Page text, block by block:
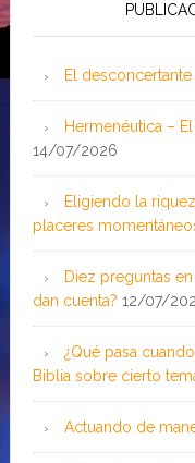
El
Hermenéutica –
14/07/2026
Eligiendo la
placeres
Diez preguntas
dan cuenta? 12/07/
¿Qué pasa
Biblia sobre cierto
Actuando de